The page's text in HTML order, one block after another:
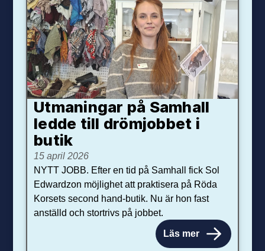
Utmaningar på Sam­hall
ledde till dröm­jobbet i
butik
15 april 2026
NYTT JOBB. Efter en tid på Samhall fick Sol
Edwardzon möjlighet att praktisera på Röda
Korsets second hand-butik. Nu är hon fast
anställd och stortrivs på jobbet.
Läs mer